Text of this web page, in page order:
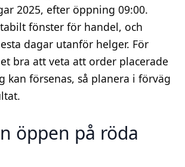
2025, efter öppning 09:00.
fönster för handel, och
dagar utanför helger. För
bra att veta att order placerade
kan försenas, så planera i förväg
öppen på röda